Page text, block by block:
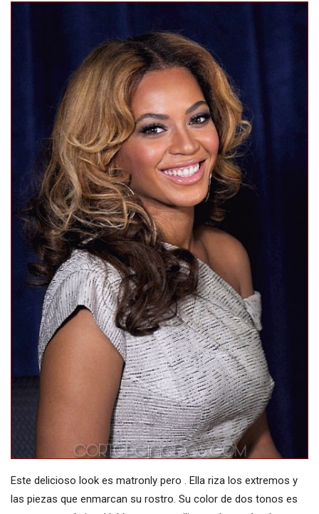
Este delicioso look es matronly pero . Ella riza los extremos y
las piezas que enmarcan su rostro. Su color de dos tonos es